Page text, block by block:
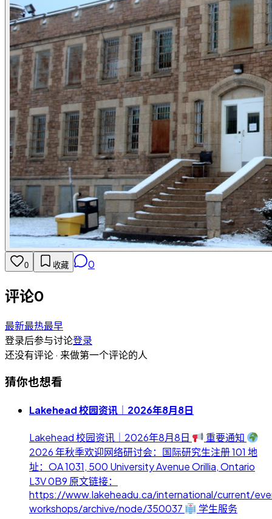
0 收藏 0
评论0
最新最热最早
登录后参与讨论登录
还没有评论 · 来做第一个评论的人
猜你也想看
Lakehead 校园资讯｜2026年8月8日
Lakehead 校园资讯｜2026年8月8日
重要通知
2026 年秋季欢迎网络研讨会：国际研究生注册 101 地
址：OA 1031, 500 University Avenue Orillia, Ontario
L3V 0B9 原文链接：
https://www.lakeheadu.ca/international/current/
workshops/archive/node/350037
学生服务